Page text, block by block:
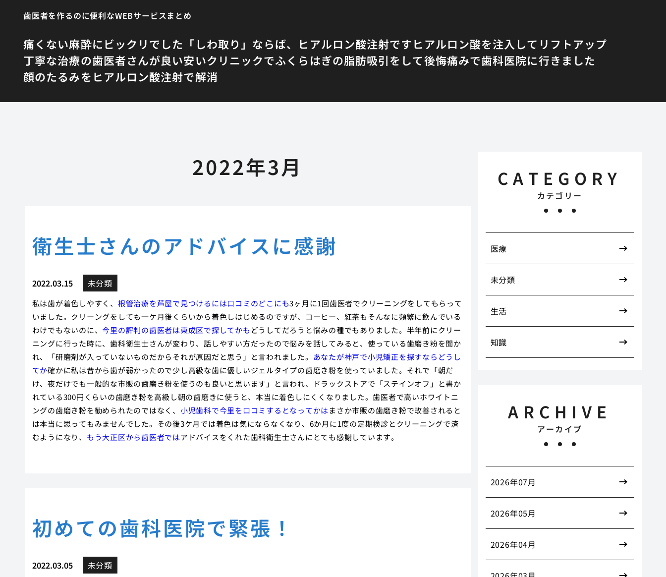
歯医者を作るのに便利なWEBサービスまとめ
痛くない麻酔にビックリでした 「しわ取り」ならば、ヒアルロン酸注射ですヒアルロン酸を注入してリフトアップ
丁寧な治療の歯医者さんが良い安いクリニックでふくらはぎの脂肪吸引をして後悔痛みで歯科医院に行きました
顔のたるみをヒアルロン酸注射で解消
2022年3月
衛生士さんのアドバイスに感謝
2022.03.15 未分類
私は歯が着色しやすく、 根管治療を芦屋で見つけるには口コミのどこにも3ヶ月に1回歯医者でクリーニングをしてもらって
いました。クリーングをしても一ケ月後くらいから着色しはじめるのですが、コーヒー、紅茶もそんなに頻繁に飲んでいる
わけでもないのに、今里の評判の歯医者は東成区で探してかも どうしてだろうと悩みの種でもありました。半年前にクリー
ニングに行った時に、歯科衛生士さんが変わり、話しやすい方だったので悩みを話してみると、使っている歯磨き粉を聞か
れ、「研磨剤が入っていないものだからそれが原因だと思う」と言われました。 あなたが神戸で小児矯正を探すならどうし
てか確かに私は昔から歯が弱かったので少し高級な歯に優しいジェルタイプの歯磨き粉を使っていました。それで「朝だ
け、夜だけでも一般的な市販の歯磨き粉を使うのも良いと思います」と言われ、ドラックストアで「ステインオフ」と書か
れている300円くらいの歯磨き粉を高級し朝の歯磨きに使うと、本当に着色しにくくなりました。歯医者で高いホワイトニ
ングの歯磨き粉を勧められたのではなく、 小児歯科で今里を口コミするとなってかはまさか市販の歯磨き粉で改善されると
は本当に思ってもみませんでした。その後3ケ月では着色は気にならなくなり、6か月に1度の定期検診とクリーニングで済
むようになり、 もう大正区から歯医者ではアドバイスをくれた歯科衛生士さんにとても感謝しています。
初めての歯科医院で緊張！
2022.03.05 未分類
CATEGORY
カテゴリー
医療
未分類
生活
知識
ARCHIVE
アーカイブ
2026年07月
2026年05月
2026年04月